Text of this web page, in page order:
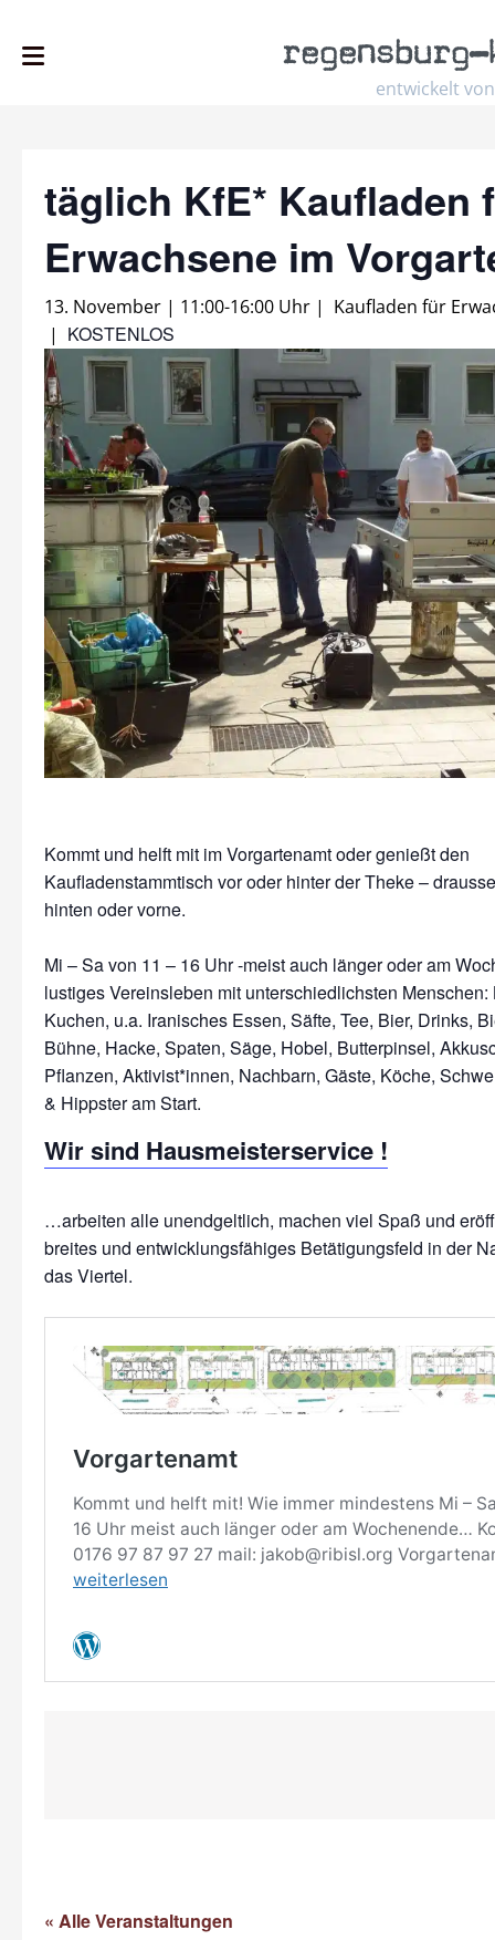
entwickelt von
regensburg–
täglich KfE* Kaufladen
Erwachsene im
13. November | 11:00-16:00 Uhr | Kaufladen für
| KOSTENLOS
Kommt und helft mit im Vorgartenamt oder genießt den
Kaufladenstammtisch vor oder hinter der Theke –
hinten oder vorne.
Mi – Sa von 11 – 16 Uhr -meist auch länger oder am
lustiges Vereinsleben mit unterschiedlichsten Menschen:
Kuchen, u.a. Iranisches Essen, Säfte, Tee, Bier, Drinks,
Bühne, Hacke, Spaten, Säge, Hobel, Butterpinsel,
Pflanzen, Aktivist*innen, Nachbarn, Gäste, Köche,
Wir sind Hausmeisterservice !
…arbeiten alle unendgeltlich, machen viel Spaß und
breites und entwicklungsfähiges Betätigungsfeld in der
das Viertel.
« Alle Veranstaltungen